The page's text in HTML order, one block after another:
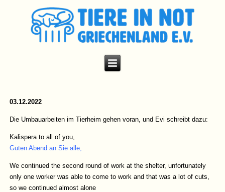
03.12.2022
Die Umbauarbeiten im Tierheim gehen voran, und Evi schreibt dazu:
Kalispera to all of you,
Guten Abend an Sie alle,
We continued the second round of work at the shelter, unfortunately
only one worker was able to come to work and that was a lot of cuts,
so we continued almost alone